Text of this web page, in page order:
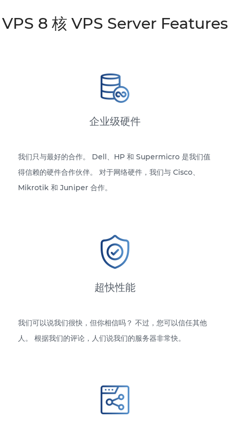
VPS 8 核 VPS Server Features
企业级硬件
我们只与最好的合作。 Dell、HP 和 Supermicro 是我们值
得信赖的硬件合作伙伴。 对于网络硬件，我们与 Cisco、
Mikrotik 和 Juniper 合作。
超快性能
我们可以说我们很快，但你相信吗？ 不过，您可以信任其他
人。 根据我们的评论，人们说我们的服务器非常快。